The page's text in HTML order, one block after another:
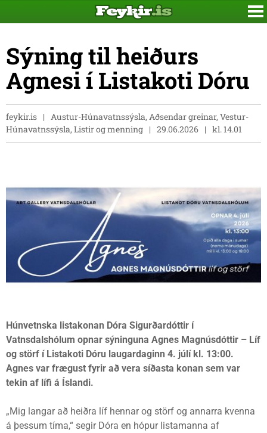
Sýning til heiðurs
Agnesi í Listakoti Dóru
feykir.is
Austur-Húnavatnssýsla, Aðsendar greinar, Vestur-
Húnavatnssýsla, Listir og menning
29.06.2026 kl. 14.01
Húnvetnska listakonan Dóra Sigurðardóttir í
Vatnsdalshólum opnar sýninguna Agnes Magnúsdóttir – Líf
og störf í Listakoti Dóru laugardaginn 4. júlí kl. 13:00.
Agnes var frægust fyrir að vera síðasta konan sem var
tekin af lífi á Íslandi.
„Mig langar að heiðra líf hennar og störf og annarra kvenna
á þessum tíma,“ segir Dóra en hópur listamanna af